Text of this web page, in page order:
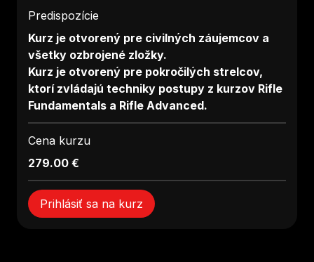
Predispozície
Kurz je otvorený pre civilných záujemcov a
všetky ozbrojené zložky.
Kurz je otvorený pre pokročilých strelcov,
ktorí zvládajú techniky postupy z kurzov Rifle
Fundamentals a Rifle Advanced.
Cena kurzu
279.00 €
Prihlásiť sa na kurz